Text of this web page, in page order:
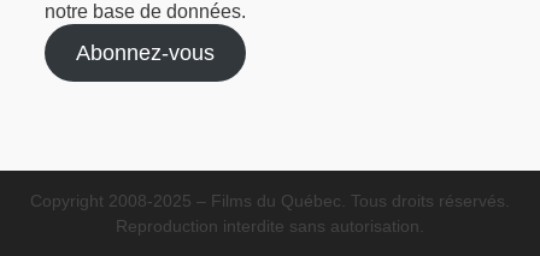
notre base de données.
Abonnez-vous
Copyright 2008-2025 – Films du Québec. Tous droits réservés.
Reproduction interdite sans autorisation.